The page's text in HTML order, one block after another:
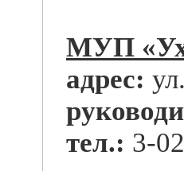
МУП
адрес:
тел.: 3-